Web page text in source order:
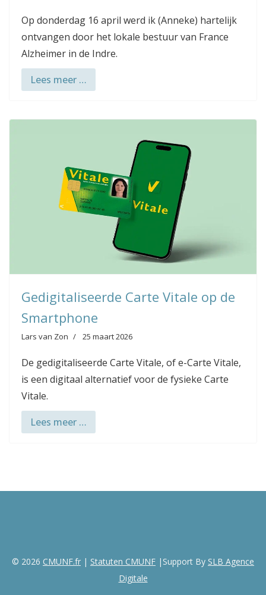
Op donderdag 16 april werd ik (Anneke) hartelijk
ontvangen door het lokale bestuur van France
Alzheimer in de Indre.
Lees meer …
Gedigitaliseerde Carte Vitale op de
Smartphone
Lars van Zon 25 maart 2026
De gedigitaliseerde Carte Vitale, of e-Carte Vitale,
is een digitaal alternatief voor de fysieke Carte
Vitale.
Lees meer …
© 2026 CMUNF.fr | Statuten CMUNF |Support By SLB Agence
Digitale